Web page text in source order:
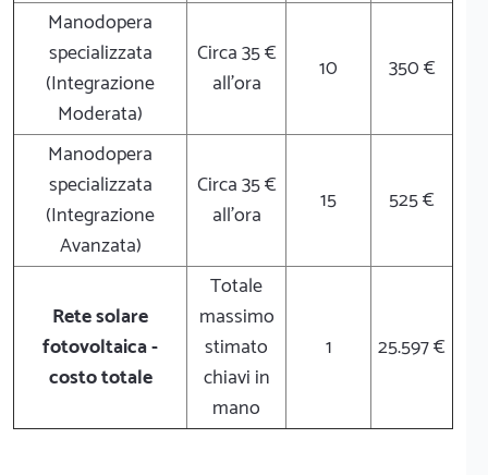
Manodopera
specializzata
(Integrazione
Moderata)
Circa 35 €
all'ora
10 350 €
Manodopera
specializzata
(Integrazione
Avanzata)
Circa 35 €
all'ora
15 525 €
Rete solare
fotovoltaica -
costo totale
Totale
massimo
stimato
chiavi in
mano
1 25.597 €